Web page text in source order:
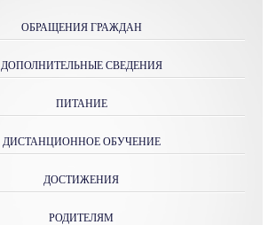
ОБРАЩЕНИЯ ГРАЖДАН
ДОПОЛНИТЕЛЬНЫЕ СВЕДЕНИЯ
ПИТАНИЕ
ДИСТАНЦИОННОЕ ОБУЧЕНИЕ
ДОСТИЖЕНИЯ
РОДИТЕЛЯМ